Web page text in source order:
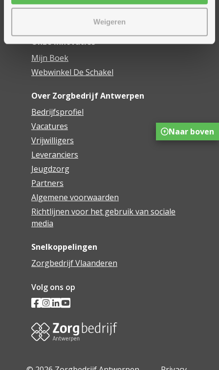
Weigeren
Financieel comfort
Onze innovaties
Mijn Boek
Webwinkel De Schakel
Over Zorgbedrijf Antwerpen
Bedrijfsprofiel
Vacatures
Vrijwilligers
Leveranciers
Jeugdzorg
Partners
Algemene voorwaarden
Richtlijnen voor het gebruik van sociale
media
Snelkoppelingen
Zorgbedrijf Vlaanderen
Volg ons op
Naar boven